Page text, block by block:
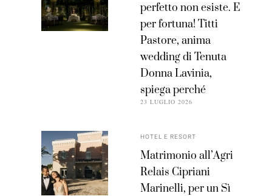
perfetto non esiste. E
per fortuna! Titti
Pastore, anima
wedding di Tenuta
Donna Lavinia,
spiega perché
23 LUGLIO 2026
HOTEL E RESORT
Matrimonio all’Agri
Relais Cipriani
Marinelli, per un Sì